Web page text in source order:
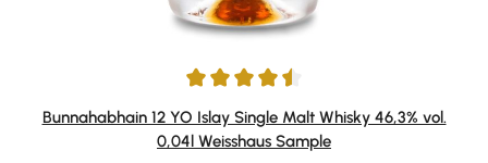
Durchschnittliche Bewertung von 4.5 von 5 Sternen
Bunnahabhain 12 YO Islay Single Malt Whisky 46,3% vol.
0,04l Weisshaus Sample